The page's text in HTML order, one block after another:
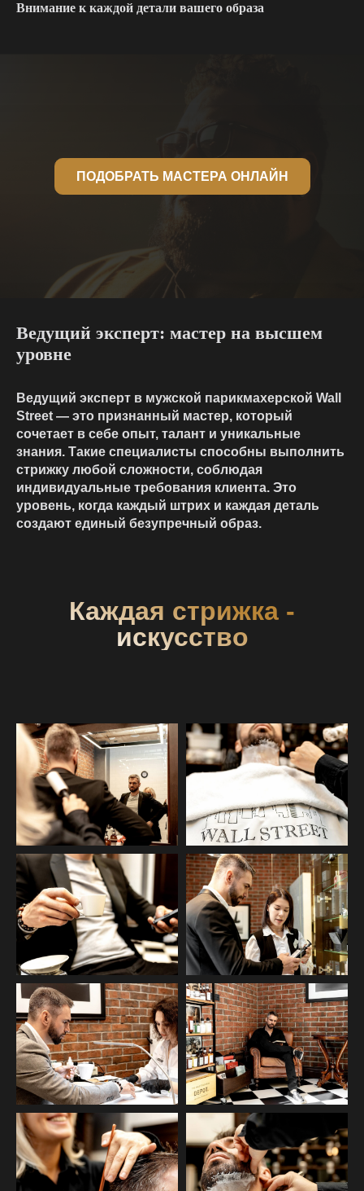
Внимание к каждой детали вашего образа
ПОДОБРАТЬ МАСТЕРА ОНЛАЙН
Ведущий эксперт: мастер на высшем
уровне
Ведущий эксперт в мужской парикмахерской Wall
Street — это признанный мастер, который
сочетает в себе опыт, талант и уникальные
знания. Такие специалисты способны выполнить
стрижку любой сложности, соблюдая
индивидуальные требования клиента. Это
уровень, когда каждый штрих и каждая деталь
создают единый безупречный образ.
Каждая стрижка -
искусство